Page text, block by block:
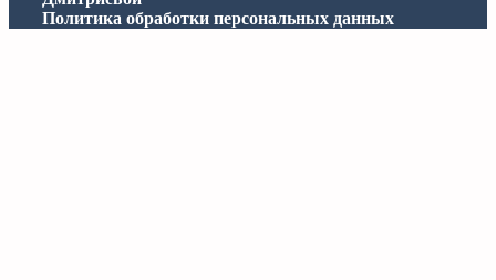
Политика обработки персональных данных